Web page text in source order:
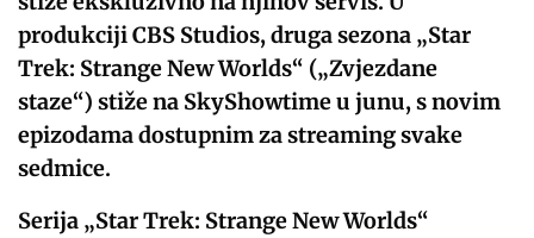
produkciji CBS Studios, druga sezona „Star
Trek: Strange New Worlds“ („Zvjezdane
staze“) stiže na SkyShowtime u junu, s novim
epizodama dostupnim za streaming svake
sedmice.
Serija „Star Trek: Strange New Worlds“